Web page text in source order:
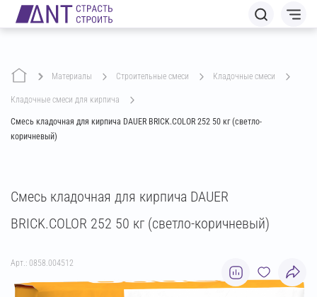
Материалы строительные смеси кладочные смеси
кладочные смеси для кирпича
Смесь кладочная для кирпича DAUER BRICK.COLOR 252 50 кг (светло-
коричневый)
Смесь кладочная для кирпича DAUER
BRICK.COLOR 252 50 кг (светло-коричневый)
Арт.: 0858.004512